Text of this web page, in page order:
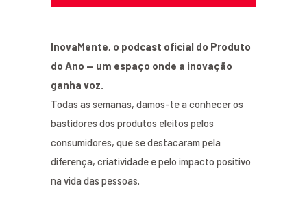
InovaMente, o podcast oficial do Produto
do Ano — um espaço onde a inovação
ganha voz.
Todas as semanas, damos-te a conhecer os
bastidores dos produtos eleitos pelos
consumidores, que se destacaram pela
diferença, criatividade e pelo impacto positivo
na vida das pessoas.